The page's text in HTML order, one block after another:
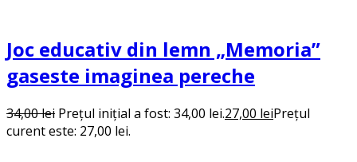
Joc educativ din lemn „Memoria”
gaseste imaginea pereche
34,00lei Prețul inițial a fost: 34,00 lei.27,00 leiPrețul
curent este: 27,00 lei.